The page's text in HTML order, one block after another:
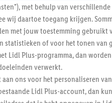
met behulp van
wij daartoe toegang krijgen.
met jouw toestemming
statistieken of voor het tonen
Lidl Plus-programma, dan
verwerkt.
ons voor het personaliseren
Lidl Plus-account, dan